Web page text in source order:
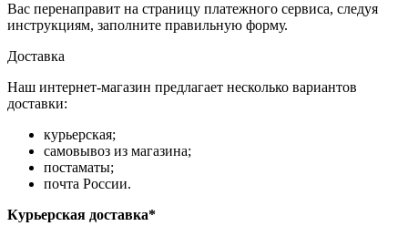
Вас перенаправит на страницу платежного сервиса, следуя
инструкциям, заполните правильную форму.
Доставка
Наш интернет-магазин предлагает несколько вариантов
доставки:
курьерская;
самовывоз из магазина;
постаматы;
почта России.
Курьерская доставка*